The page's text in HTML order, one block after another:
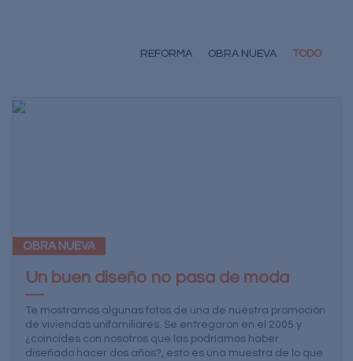
TODO
OBRA NUEVA
REFORMA
OBRA NUEVA
Un buen diseño no pasa de moda
Te mostramos algunas fotos de una de nuestra promoción
de viviendas unifamiliares. Se entregaron en el 2005 y
¿coincides con nosotros que las podríamos haber
diseñado hacer dos años?, esto es una muestra de lo que